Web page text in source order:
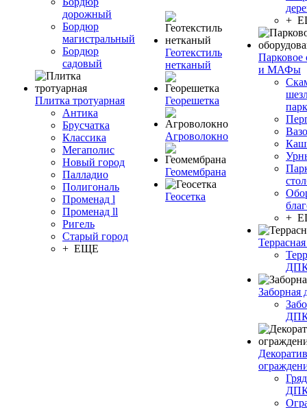
дорожный
Бордюр
магистральный
Бордюр
садовый
Плитка тротуарная
Антика
Брусчатка
Классика
Мегаполис
Новый город
Палладио
Полигональ
Променад l
Променад ll
Ригель
Старый город
+ ЕЩЕ
Геотекстиль
нетканый
Георешетка
Агроволокно
Геомембрана
Геосетка
+
Парковое
и МАФы
+
Заборная